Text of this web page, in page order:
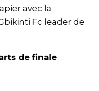
avec la
Fc leader de
de finale